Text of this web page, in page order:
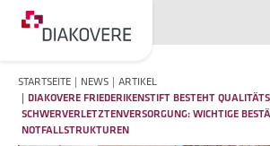
NAVIGATION ÜBERSPRINGEN
STARTSEITE NEWS
ARTIKEL
DIAKOVERE FRIEDERIKENSTIFT BESTEHT
SCHWERVERLETZTENVERSORGUNG: WICHTIGE
NOTFALLSTRUKTUREN